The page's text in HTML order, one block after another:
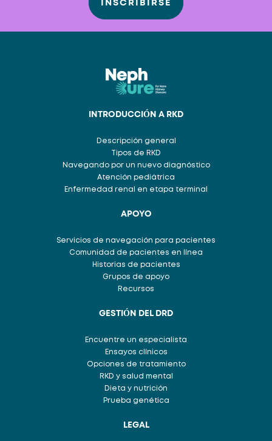
INSCRIBIRSE
INTRODUCCIÓN A RKD
Descripción general
Tipos de RKD
Navegando por un nuevo diagnóstico
Atención pediátrica
Enfermedad renal en etapa terminal
APOYO
Servicios de navegación para pacientes
Comunidad de pacientes en línea
Historias de pacientes
Grupos de apoyo
Recursos
GESTIÓN DEL DRD
Encuentre un especialista
Ensayos clínicos
Opciones de tratamiento
RKD y salud mental
Dieta y nutrición
Prueba genética
LEGAL